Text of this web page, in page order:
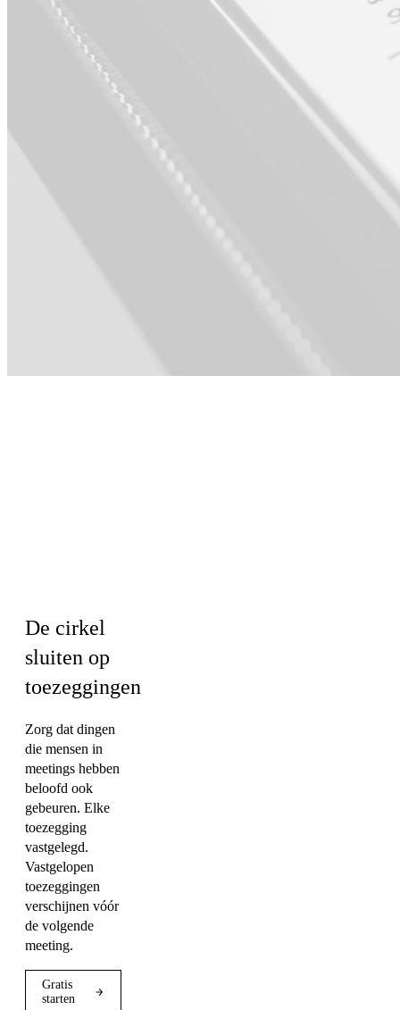
De cirkel
sluiten op
toezeggingen
Zorg dat dingen
die mensen in
meetings hebben
beloofd ook
gebeuren. Elke
toezegging
vastgelegd.
Vastgelopen
toezeggingen
verschijnen vóór
de volgende
meeting.
Gratis
starten